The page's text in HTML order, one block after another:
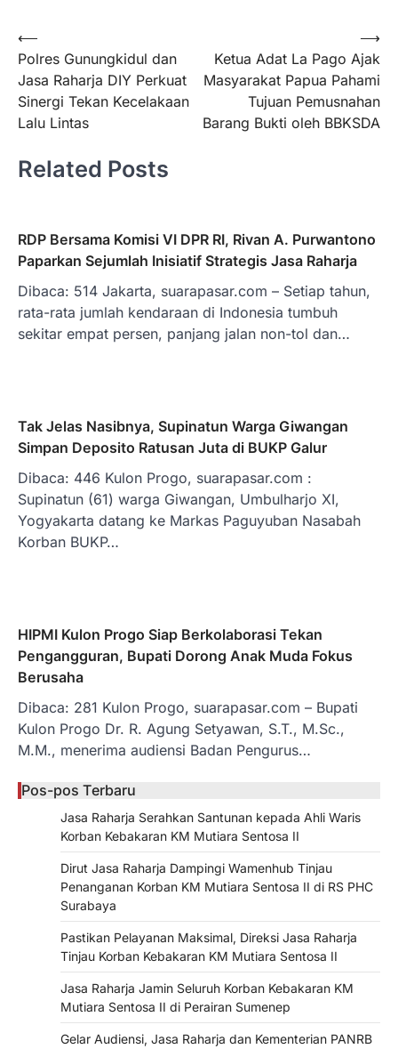
Navigasi
pos
⟵
Polres Gunungkidul dan
Jasa Raharja DIY Perkuat
Sinergi Tekan Kecelakaan
Lalu Lintas
Ketua Adat La Pago Ajak
Masyarakat Papua Pahami
Tujuan Pemusnahan
Barang Bukti oleh BBKSDA
⟶
Related Posts
RDP Bersama Komisi VI DPR RI, Rivan A. Purwantono
Paparkan Sejumlah Inisiatif Strategis Jasa Raharja
Dibaca: 514 Jakarta, suarapasar.com – Setiap tahun,
rata-rata jumlah kendaraan di Indonesia tumbuh
sekitar empat persen, panjang jalan non-tol dan…
Tak Jelas Nasibnya, Supinatun Warga Giwangan
Simpan Deposito Ratusan Juta di BUKP Galur
Dibaca: 446 Kulon Progo, suarapasar.com :
Supinatun (61) warga Giwangan, Umbulharjo XI,
Yogyakarta datang ke Markas Paguyuban Nasabah
Korban BUKP…
HIPMI Kulon Progo Siap Berkolaborasi Tekan
Pengangguran, Bupati Dorong Anak Muda Fokus
Berusaha
Dibaca: 281 Kulon Progo, suarapasar.com – Bupati
Kulon Progo Dr. R. Agung Setyawan, S.T., M.Sc.,
M.M., menerima audiensi Badan Pengurus…
Pos-pos Terbaru
Jasa Raharja Serahkan Santunan kepada Ahli Waris
Korban Kebakaran KM Mutiara Sentosa II
Dirut Jasa Raharja Dampingi Wamenhub Tinjau
Penanganan Korban KM Mutiara Sentosa II di RS PHC
Surabaya
Pastikan Pelayanan Maksimal, Direksi Jasa Raharja
Tinjau Korban Kebakaran KM Mutiara Sentosa II
Jasa Raharja Jamin Seluruh Korban Kebakaran KM
Mutiara Sentosa II di Perairan Sumenep
Gelar Audiensi, Jasa Raharja dan Kementerian PANRB